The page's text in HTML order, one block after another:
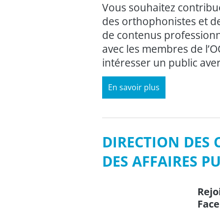
Vous souhaitez
des orthophonistes et
de contenus
avec les membres de
intéresser un public
En savoir plus
DIRECTION DES
DES AFFAIRES